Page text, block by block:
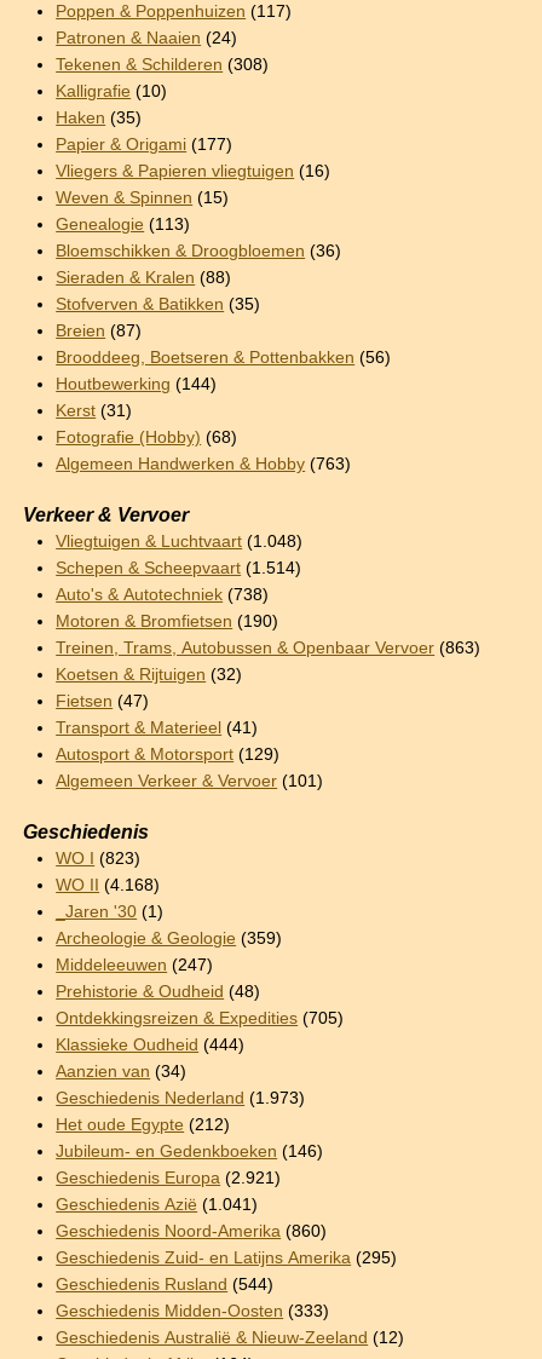
Poppen & Poppenhuizen (117)
Patronen & Naaien (24)
Tekenen & Schilderen (308)
Kalligrafie (10)
Haken (35)
Papier & Origami (177)
Vliegers & Papieren vliegtuigen (16)
Weven & Spinnen (15)
Genealogie (113)
Bloemschikken & Droogbloemen (36)
Sieraden & Kralen (88)
Stofverven & Batikken (35)
Breien (87)
Brooddeeg, Boetseren & Pottenbakken (56)
Houtbewerking (144)
Kerst (31)
Fotografie (Hobby) (68)
Algemeen Handwerken & Hobby (763)
Verkeer & Vervoer
Vliegtuigen & Luchtvaart (1.048)
Schepen & Scheepvaart (1.514)
Auto's & Autotechniek (738)
Motoren & Bromfietsen (190)
Treinen, Trams, Autobussen & Openbaar Vervoer (863)
Koetsen & Rijtuigen (32)
Fietsen (47)
Transport & Materieel (41)
Autosport & Motorsport (129)
Algemeen Verkeer & Vervoer (101)
Geschiedenis
WO I (823)
WO II (4.168)
_Jaren '30 (1)
Archeologie & Geologie (359)
Middeleeuwen (247)
Prehistorie & Oudheid (48)
Ontdekkingsreizen & Expedities (705)
Klassieke Oudheid (444)
Aanzien van (34)
Geschiedenis Nederland (1.973)
Het oude Egypte (212)
Jubileum- en Gedenkboeken (146)
Geschiedenis Europa (2.921)
Geschiedenis Azië (1.041)
Geschiedenis Noord-Amerika (860)
Geschiedenis Zuid- en Latijns Amerika (295)
Geschiedenis Rusland (544)
Geschiedenis Midden-Oosten (333)
Geschiedenis Australië & Nieuw-Zeeland (12)